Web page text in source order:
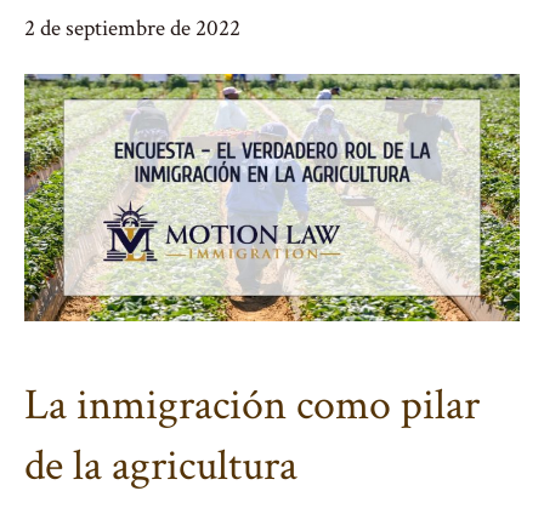
2 de septiembre de 2022
La inmigración como pilar
de la agricultura